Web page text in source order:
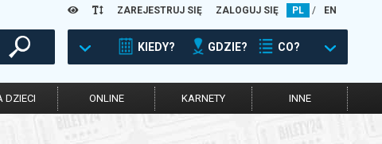
ZAREJESTRUJ SIĘ ZALOGUJ SIĘ PL / EN
KIEDY? GDZIE? CO?
DZIECI ONLINE KARNETY INNE